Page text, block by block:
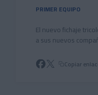
PRIMER EQUIPO
El nuevo fichaje
a sus nuevos
Copiar